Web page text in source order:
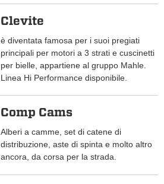
Clevite
è diventata famosa per i suoi pregiati
principali per motori a 3 strati e cuscinetti
per bielle, appartiene al gruppo Mahle.
Linea Hi Performance disponibile.
Comp Cams
Alberi a camme, set di catene di
distribuzione, aste di spinta e molto altro
ancora, da corsa per la strada.